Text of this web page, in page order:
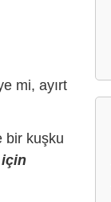
mi, ayırt
bir kuşku
için